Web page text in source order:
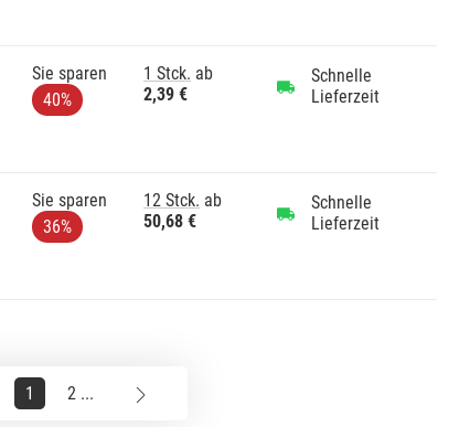
Sie sparen
40%
1 Stck. ab
2,39 €
Schnelle
Lieferzeit
Sie sparen
36%
12 Stck. ab
50,68 €
Schnelle
Lieferzeit
1 2 ...